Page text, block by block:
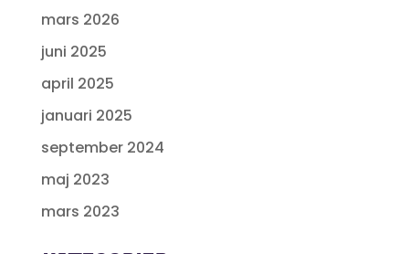
mars 2026
juni 2025
april 2025
januari 2025
september 2024
maj 2023
mars 2023